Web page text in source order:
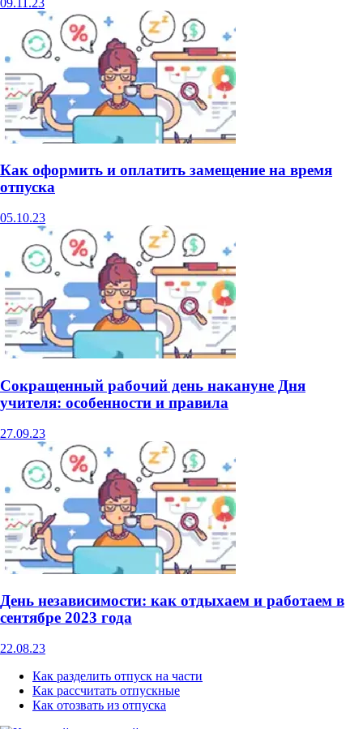
Как оформить и оплатить замещение на время
отпуска
05.10.23
Сокращенный рабочий день накануне Дня
учителя: особенности и правила
27.09.23
День независимости: как отдыхаем и работаем в
сентябре 2023 года
22.08.23
Как разделить отпуск на части
Как рассчитать отпускные
Как отозвать из отпуска